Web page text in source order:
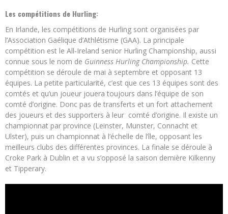
Les compétitions de Hurling:
En Irlande, les compétitions de Hurling sont organisées par
l’Association Gaélique d’Athlétisme (GAA). La principale
compétition est le All-Ireland senior Hurling Championship, aussi
connue sous le nom de Guinness Hurling Championship. Cette
compétition se déroule de mai à septembre et opposant 13
équipes. La petite particularité, c’est que ces 13 équipes sont des
comtés et qu’un joueur jouera toujours dans l’équipe de son
comté d’origine. Donc pas de transferts et un fort attachement
des joueurs et des supporters à leur comté d’origine. Il existe un
championnat par province (Leinster, Munster, Connacht et
Ulster), puis un championnat à l’échelle de l’île, opposant les
meilleurs clubs des différentes provinces. La finale se déroule à
Croke Park à Dublin et a vu s’opposé la saison dernière Kilkenny
et Tipperary.